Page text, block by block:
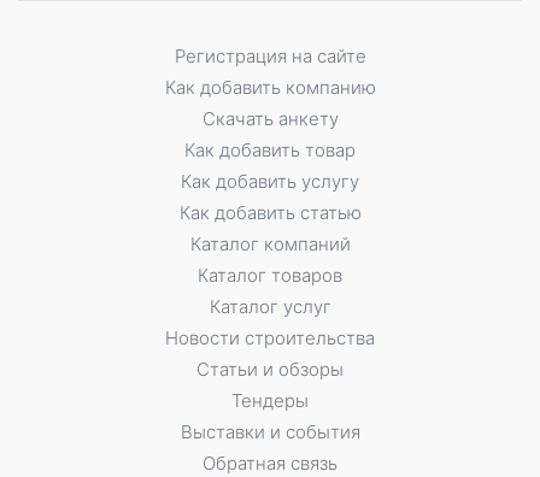
Регистрация на сайте
Как добавить компанию
Скачать анкету
Как добавить товар
Как добавить услугу
Как добавить статью
Каталог компаний
Каталог товаров
Каталог услуг
Новости строительства
Статьи и обзоры
Тендеры
Выставки и события
Обратная связь